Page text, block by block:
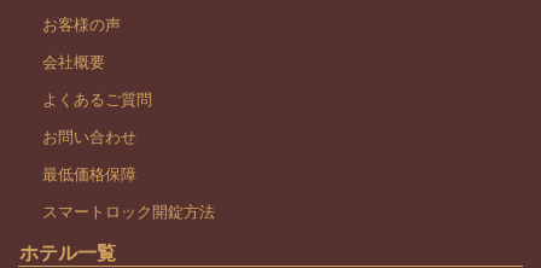
お客様の声
会社概要
よくあるご質問
お問い合わせ
最低価格保障
スマートロック開錠方法
ホテル一覧